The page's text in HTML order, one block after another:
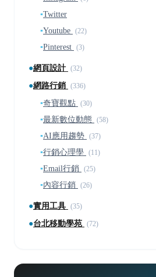
▪Twitter
▪Youtube (22)
▪Pinterest (3)
●網頁設計 (32)
●網路行銷 (336)
▪奇寶觀點 (30)
▪最新數位動態 (58)
▪AI應用趨勢 (37)
▪行銷心理學 (11)
▪Email行銷 (25)
▪內容行銷 (26)
●實用工具 (35)
●台北移動學苑 (72)